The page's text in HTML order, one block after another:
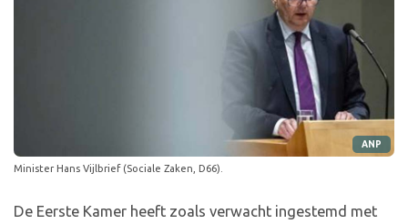
ANP
Minister Hans Vijlbrief (Sociale Zaken, D66).
De Eerste Kamer heeft zoals verwacht ingestemd met